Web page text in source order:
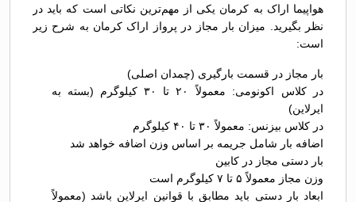
هواپیما اراک به کرمان یکی از مهم‌ترین نکاتی است که باید در
نظر بگیرید. میزان بار مجاز در پرواز اراک کرمان به شرح زیر
است:
بار مجاز در قسمت بارگیری (چمدان اصلی)
در کلاس اکونومی: معمولاً ۲۰ تا ۳۰ کیلوگرم (بسته به
ایرلاین)
در کلاس بیزنس: معمولاً ۳۰ تا ۴۰ کیلوگرم
اضافه بار شامل جریمه بر اساس وزن اضافه خواهد شد
بار دستی مجاز در کابین
وزن مجاز معمولاً ۵ تا ۷ کیلوگرم است
ابعاد بار دستی باید مطابق با قوانین ایرلاین باشد (معمولاً